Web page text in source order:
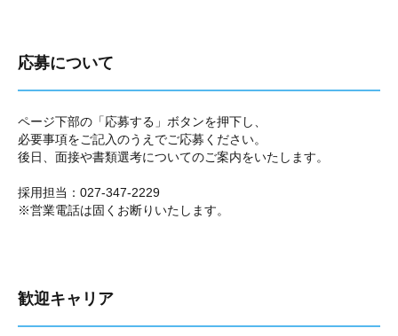
応募について
ページ下部の「応募する」ボタンを押下し、
必要事項をご記入のうえでご応募ください。
後日、面接や書類選考についてのご案内をいたします。
採用担当：027-347-2229
※営業電話は固くお断りいたします。
歓迎キャリア